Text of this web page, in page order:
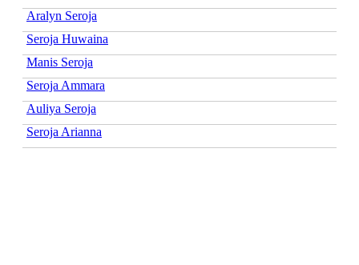
Aralyn Seroja
Seroja Huwaina
Manis Seroja
Seroja Ammara
Auliya Seroja
Seroja Arianna